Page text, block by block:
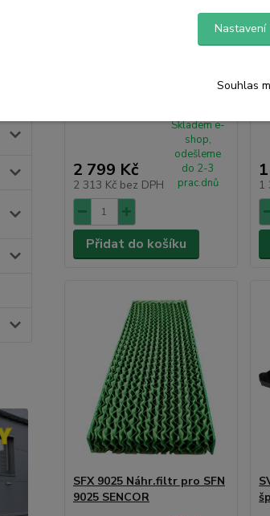
SRX 7413 Dustbox SRV 74x
2 799 Kč
2 313 Kč bez DPH
Skladem e-
shop,
odešleme
do 2-3
prac.dnů
Přidat do košíku
1
SFX 9025 Náhr.filtr pro SFN
9025 SENCOR
Nastavení
Souhlas